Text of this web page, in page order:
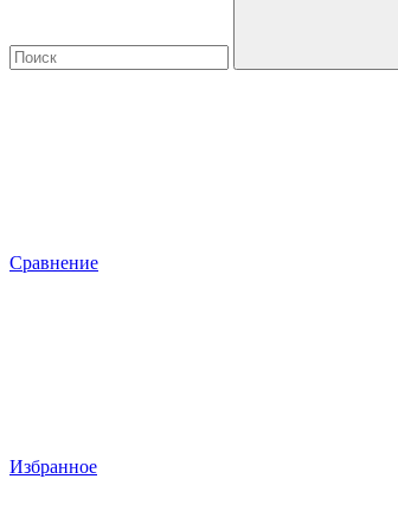
Сравнение
Избранное